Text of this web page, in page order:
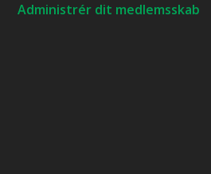
Administrér dit medlemsskab